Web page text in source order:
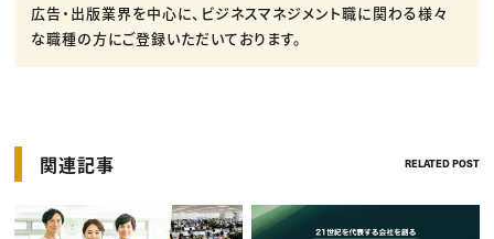
広告・出版業界を中心に、ビジネスマネジメント職に関わる様々
な職種の方にご登録いただいております。
関連記事 RELATED POST